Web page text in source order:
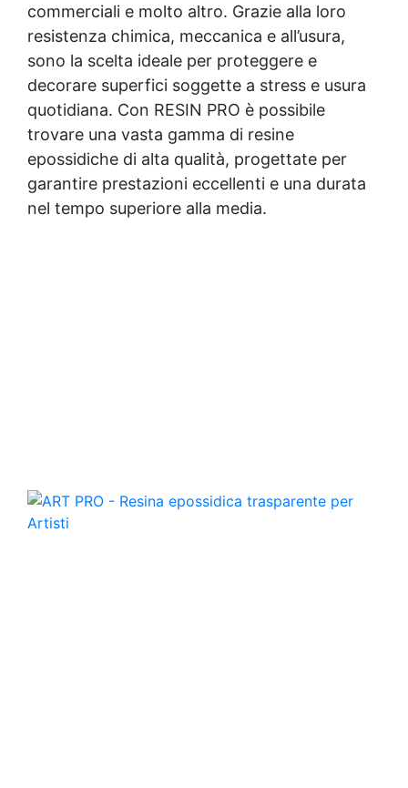
commerciali e molto altro. Grazie alla loro
resistenza chimica, meccanica e all’usura,
sono la scelta ideale per proteggere e
decorare superfici soggette a stress e usura
quotidiana. Con RESIN PRO è possibile
trovare una vasta gamma di resine
epossidiche di alta qualità, progettate per
garantire prestazioni eccellenti e una durata
nel tempo superiore alla media.